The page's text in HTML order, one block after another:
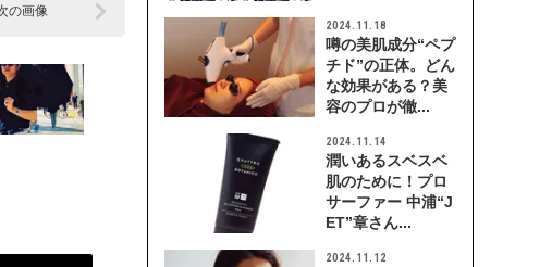
の画像
2024.11.18
噂の美肌成分“ペプ
チド”の正体。どん
な効果がある？美
容のプロが徹...
2024.11.14
潤いあるスベスベ
肌のために！プロ
サーファー 中浦“J
ET”章さん...
2024.11.12